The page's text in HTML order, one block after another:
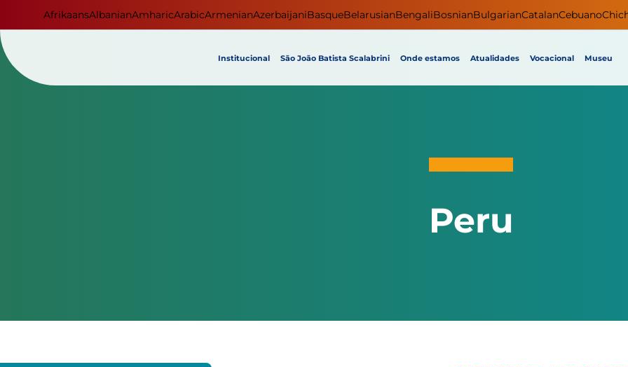
AfrikaansAlbanianAmharicArabicArmenianAzerbaijaniBasqueBelarusianBengaliBosnianBulgarianCatalanCebuano
Institucional São João Batista Scalabrini Onde estamos Atualidades Vocacional Museu
Peru